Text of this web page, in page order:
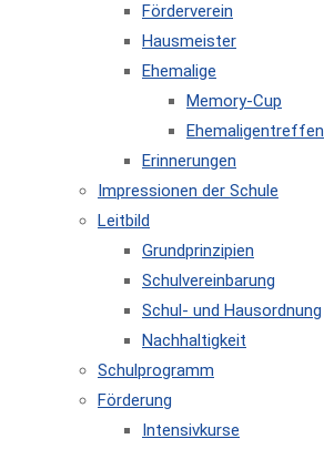
Förderverein
Hausmeister
Ehemalige
Memory-Cup
Ehemaligentreffen
Erinnerungen
Impressionen der Schule
Leitbild
Grundprinzipien
Schulvereinbarung
Schul- und Hausordnung
Nachhaltigkeit
Schulprogramm
Förderung
Intensivkurse